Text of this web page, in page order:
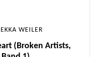
WEILER
(Broken Artists,